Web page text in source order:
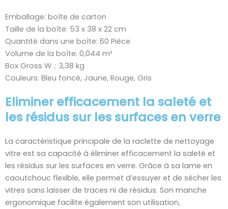
Emballage: boîte de carton
Taille de la boîte: 53 x 38 x 22 cm
Quantité dans une boîte: 60 Pièce
Volume de la boîte: 0,044 m³
Box Gross W .: 3,38 kg
Couleurs: Bleu foncé, Jaune, Rouge, Gris
Eliminer efficacement la saleté et
les résidus sur les surfaces en verre
La caractéristique principale de la raclette de nettoyage
vitre est sa capacité à éliminer efficacement la saleté et
les résidus sur les surfaces en verre. Grâce à sa lame en
caoutchouc flexible, elle permet d’essuyer et de sécher les
vitres sans laisser de traces ni de résidus. Son manche
ergonomique facilite également son utilisation,